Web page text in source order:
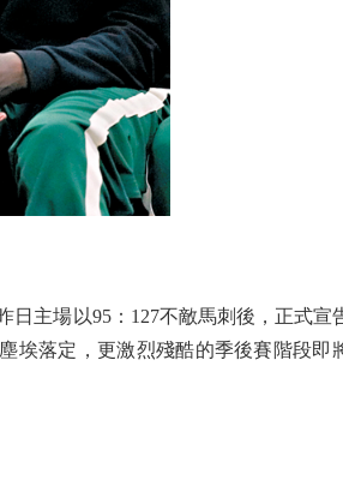
主場以95：127不敵馬刺後，正式宣
埃落定，更激烈殘酷的季後賽階段即